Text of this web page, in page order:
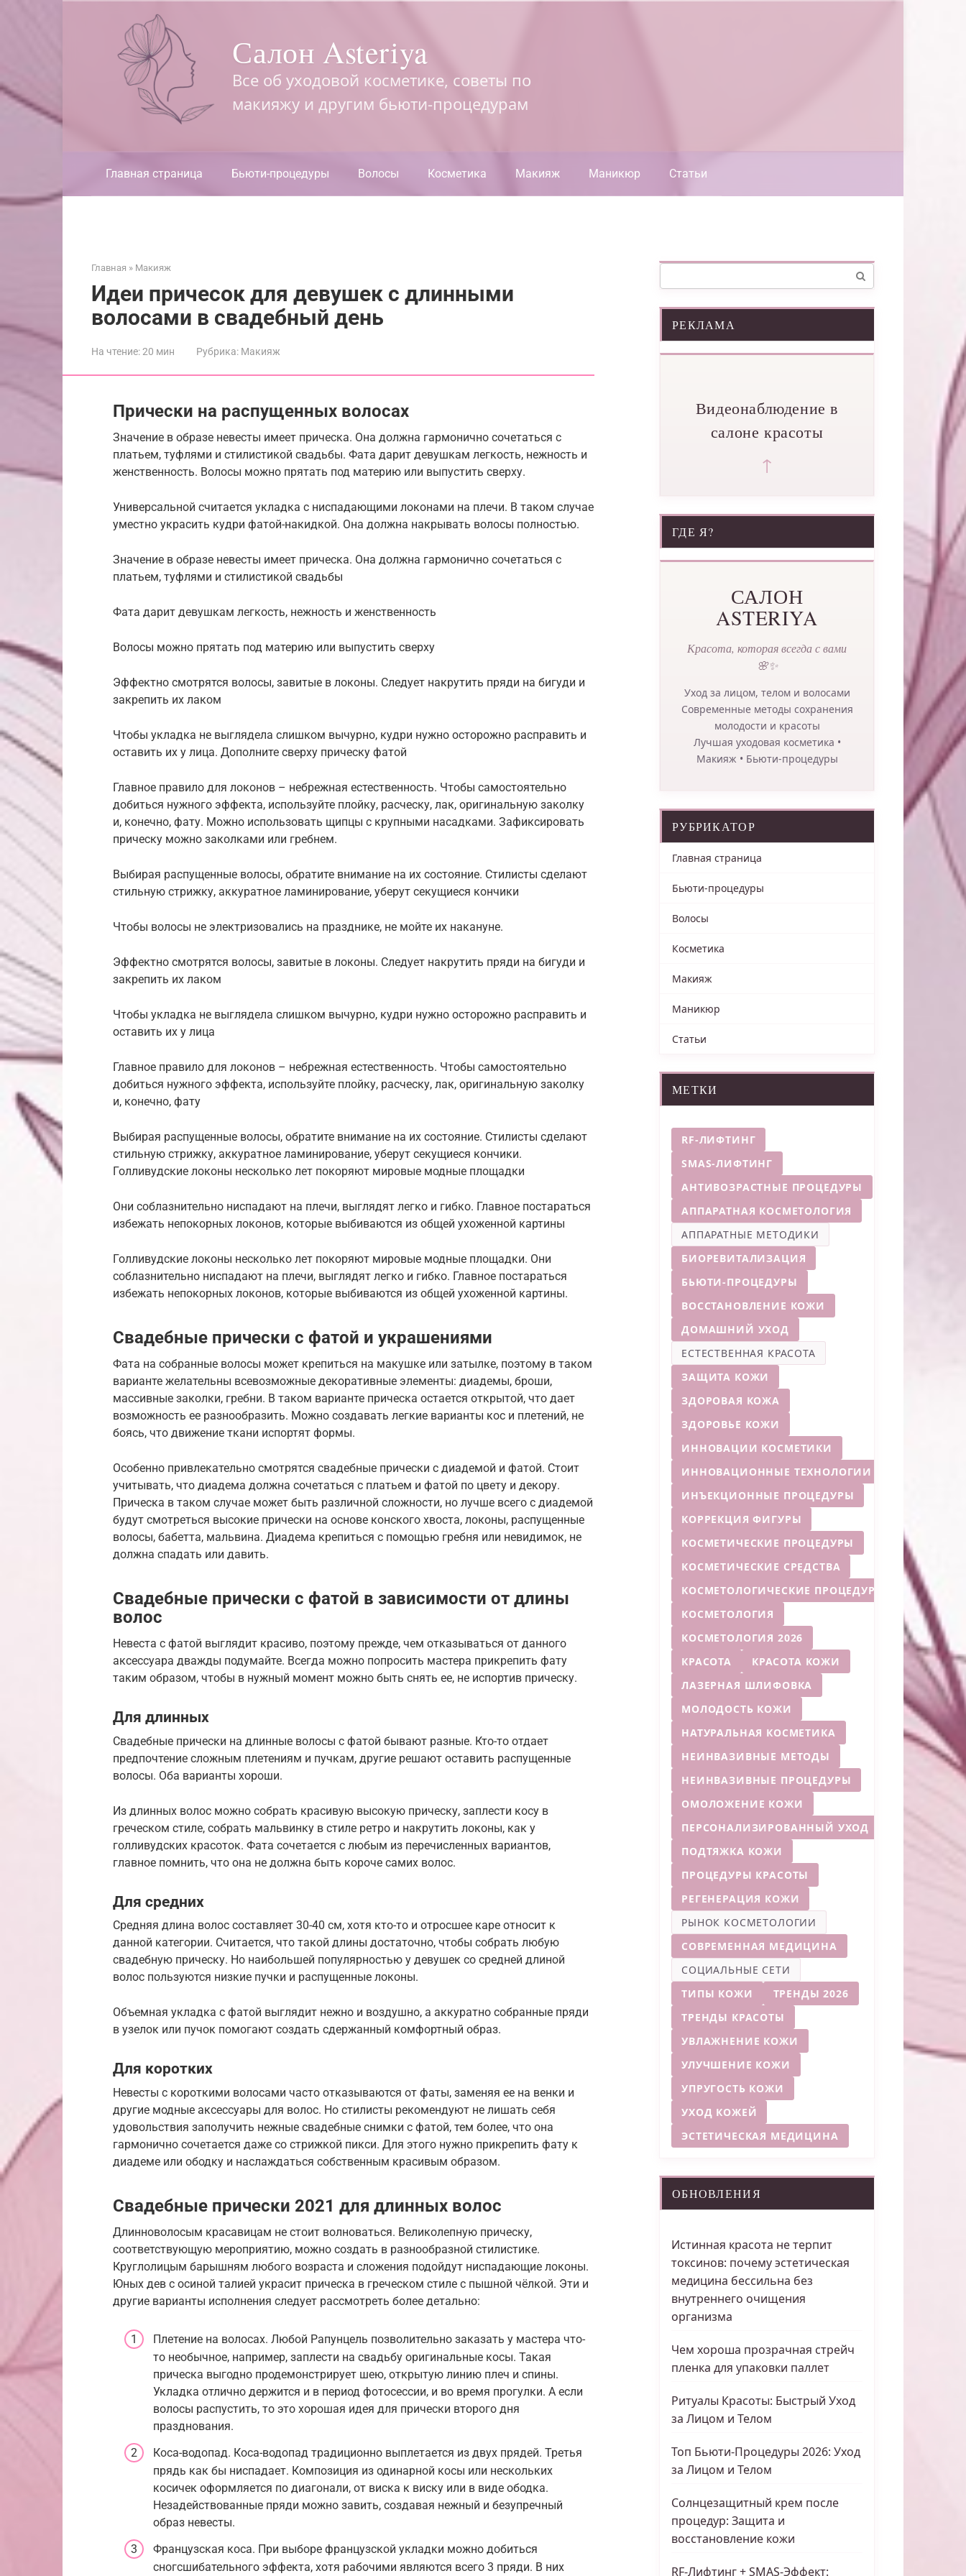
Салон Asteriya
Все об уходовой косметике, советы по
макияжу и другим бьюти-процедурам
Главная страница Бьюти-процедуры Волосы Косметика Макияж Маникюр Статьи
Главная » Макияж
Идеи причесок для девушек с длинными
волосами в свадебный день
На чтение:20 мин Рубрика: Макияж
Прически на распущенных волосах
Значение в образе невесты имеет прическа. Она должна гармонично сочетаться с
платьем, туфлями и стилистикой свадьбы. Фата дарит девушкам легкость, нежность и
женственность. Волосы можно прятать под материю или выпустить сверху.
Универсальной считается укладка с ниспадающими локонами на плечи. В таком случае
уместно украсить кудри фатой-накидкой. Она должна накрывать волосы полностью.
Значение в образе невесты имеет прическа. Она должна гармонично сочетаться с
платьем, туфлями и стилистикой свадьбы
Фата дарит девушкам легкость, нежность и женственность
Волосы можно прятать под материю или выпустить сверху
Эффектно смотрятся волосы, завитые в локоны. Следует накрутить пряди на бигуди и
закрепить их лаком
Чтобы укладка не выглядела слишком вычурно, кудри нужно осторожно расправить и
оставить их у лица. Дополните сверху прическу фатой
Главное правило для локонов – небрежная естественность. Чтобы самостоятельно
добиться нужного эффекта, используйте плойку, расческу, лак, оригинальную заколку
и, конечно, фату. Можно использовать щипцы с крупными насадками. Зафиксировать
прическу можно заколками или гребнем.
Выбирая распущенные волосы, обратите внимание на их состояние. Стилисты сделают
стильную стрижку, аккуратное ламинирование, уберут секущиеся кончики
Чтобы волосы не электризовались на празднике, не мойте их накануне.
Эффектно смотрятся волосы, завитые в локоны. Следует накрутить пряди на бигуди и
закрепить их лаком
Чтобы укладка не выглядела слишком вычурно, кудри нужно осторожно расправить и
оставить их у лица
Главное правило для локонов – небрежная естественность. Чтобы самостоятельно
добиться нужного эффекта, используйте плойку, расческу, лак, оригинальную заколку
и, конечно, фату
Выбирая распущенные волосы, обратите внимание на их состояние. Стилисты сделают
стильную стрижку, аккуратное ламинирование, уберут секущиеся кончики.
Голливудские локоны несколько лет покоряют мировые модные площадки
Они соблазнительно ниспадают на плечи, выглядят легко и гибко. Главное постараться
избежать непокорных локонов, которые выбиваются из общей ухоженной картины
Голливудские локоны несколько лет покоряют мировые модные площадки. Они
соблазнительно ниспадают на плечи, выглядят легко и гибко. Главное постараться
избежать непокорных локонов, которые выбиваются из общей ухоженной картины.
Свадебные прически с фатой и украшениями
Фата на собранные волосы может крепиться на макушке или затылке, поэтому в таком
варианте желательны всевозможные декоративные элементы: диадемы, броши,
массивные заколки, гребни. В таком варианте прическа остается открытой, что дает
возможность ее разнообразить. Можно создавать легкие варианты кос и плетений, не
боясь, что движение ткани испортят формы.
Особенно привлекательно смотрятся свадебные прически с диадемой и фатой. Стоит
учитывать, что диадема должна сочетаться с платьем и фатой по цвету и декору.
Прическа в таком случае может быть различной сложности, но лучше всего с диадемой
будут смотреться высокие прически на основе конского хвоста, локоны, распущенные
волосы, бабетта, мальвина. Диадема крепиться с помощью гребня или невидимок, не
должна спадать или давить.
Свадебные прически с фатой в зависимости от длины
волос
Невеста с фатой выглядит красиво, поэтому прежде, чем отказываться от данного
аксессуара дважды подумайте. Всегда можно попросить мастера прикрепить фату
таким образом, чтобы в нужный момент можно быть снять ее, не испортив прическу.
Для длинных
Свадебные прически на длинные волосы с фатой бывают разные. Кто-то отдает
предпочтение сложным плетениям и пучкам, другие решают оставить распущенные
волосы. Оба варианты хороши.
Из длинных волос можно собрать красивую высокую прическу, заплести косу в
греческом стиле, собрать мальвинку в стиле ретро и накрутить локоны, как у
голливудских красоток. Фата сочетается с любым из перечисленных вариантов,
главное помнить, что она не должна быть короче самих волос.
Для средних
Средняя длина волос составляет 30-40 см, хотя кто-то и отросшее каре относит к
данной категории. Считается, что такой длины достаточно, чтобы собрать любую
свадебную прическу. Но наибольшей популярностью у девушек со средней длиной
волос пользуются низкие пучки и распущенные локоны.
Объемная укладка с фатой выглядит нежно и воздушно, а аккуратно собранные пряди
в узелок или пучок помогают создать сдержанный комфортный образ.
Для коротких
Невесты с короткими волосами часто отказываются от фаты, заменяя ее на венки и
другие модные аксессуары для волос. Но стилисты рекомендуют не лишать себя
удовольствия заполучить нежные свадебные снимки с фатой, тем более, что она
гармонично сочетается даже со стрижкой пикси. Для этого нужно прикрепить фату к
диадеме или ободку и наслаждаться собственным красивым образом.
Свадебные прически 2021 для длинных волос
Длинноволосым красавицам не стоит волноваться. Великолепную прическу,
соответствующую мероприятию, можно создать в разнообразной стилистике.
Круглолицым барышням любого возраста и сложения подойдут ниспадающие локоны.
Юных дев с осиной талией украсит прическа в греческом стиле с пышной чёлкой. Эти и
другие варианты исполнения следует рассмотреть более детально:
Плетение на волосах. Любой Рапунцель позволительно заказать у мастера что-
то необычное, например, заплести на свадьбу оригинальные косы. Такая
прическа выгодно продемонстрирует шею, открытую линию плеч и спины.
Укладка отлично держится и в период фотосессии, и во время прогулки. А если
волосы распустить, то это хорошая идея для прически второго дня
празднования.
Коса-водопад. Коса-водопад традиционно выплетается из двух прядей. Третья
прядь как бы ниспадает. Композиция из одинарной косы или нескольких
косичек оформляется по диагонали, от виска к виску или в виде ободка.
Незадействованные пряди можно завить, создавая нежный и безупречный
образ невесты.
Французская коса. При выборе французской укладки можно добиться
сногсшибательного эффекта, хотя рабочими являются всего 3 пряди. В них
РЕКЛАМА
Видеонаблюдение в
салоне красоты
↑
ГДЕ Я?
САЛОН
ASTERIYA
Красота, которая всегда с вами
🌸✨
Уход за лицом, телом и волосами
Современные методы сохранения
молодости и красоты
Лучшая уходовая косметика •
Макияж • Бьюти-процедуры
РУБРИКАТОР
Главная страница
Бьюти-процедуры
Волосы
Косметика
Макияж
Маникюр
Статьи
МЕТКИ
RF-ЛИФТИНГ
SMAS-ЛИФТИНГ
АНТИВОЗРАСТНЫЕ ПРОЦЕДУРЫ
АППАРАТНАЯ КОСМЕТОЛОГИЯ
АППАРАТНЫЕ МЕТОДИКИ
БИОРЕВИТАЛИЗАЦИЯ
БЬЮТИ-ПРОЦЕДУРЫ
ВОССТАНОВЛЕНИЕ КОЖИ
ДОМАШНИЙ УХОД
ЕСТЕСТВЕННАЯ КРАСОТА
ЗАЩИТА КОЖИ
ЗДОРОВАЯ КОЖА
ЗДОРОВЬЕ КОЖИ
ИННОВАЦИИ КОСМЕТИКИ
ИННОВАЦИОННЫЕ ТЕХНОЛОГИИ
ИНЪЕКЦИОННЫЕ ПРОЦЕДУРЫ
КОРРЕКЦИЯ ФИГУРЫ
КОСМЕТИЧЕСКИЕ ПРОЦЕДУРЫ
КОСМЕТИЧЕСКИЕ СРЕДСТВА
КОСМЕТОЛОГИЧЕСКИЕ ПРОЦЕДУРЫ
КОСМЕТОЛОГИЯ
КОСМЕТОЛОГИЯ 2026
КРАСОТА
КРАСОТА КОЖИ
ЛАЗЕРНАЯ ШЛИФОВКА
МОЛОДОСТЬ КОЖИ
НАТУРАЛЬНАЯ КОСМЕТИКА
НЕИНВАЗИВНЫЕ МЕТОДЫ
НЕИНВАЗИВНЫЕ ПРОЦЕДУРЫ
ОМОЛОЖЕНИЕ КОЖИ
ПЕРСОНАЛИЗИРОВАННЫЙ УХОД
ПОДТЯЖКА КОЖИ
ПРОЦЕДУРЫ КРАСОТЫ
РЕГЕНЕРАЦИЯ КОЖИ
РЫНОК КОСМЕТОЛОГИИ
СОВРЕМЕННАЯ МЕДИЦИНА
СОЦИАЛЬНЫЕ СЕТИ
ТИПЫ КОЖИ
ТРЕНДЫ 2026
ТРЕНДЫ КРАСОТЫ
УВЛАЖНЕНИЕ КОЖИ
УЛУЧШЕНИЕ КОЖИ
УПРУГОСТЬ КОЖИ
УХОД КОЖЕЙ
ЭСТЕТИЧЕСКАЯ МЕДИЦИНА
ОБНОВЛЕНИЯ
Истинная красота не терпит
токсинов: почему эстетическая
медицина бессильна без
внутреннего очищения
организма
Чем хороша прозрачная стрейч
пленка для упаковки паллет
Ритуалы Красоты: Быстрый Уход
за Лицом и Телом
Топ Бьюти-Процедуры 2026: Уход
за Лицом и Телом
Солнцезащитный крем после
процедур: Защита и
восстановление кожи
RF-Лифтинг + SMAS-Эффект: